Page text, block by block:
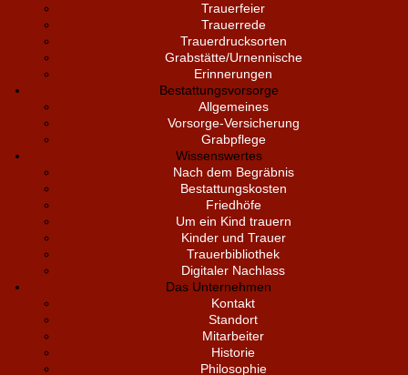
Trauerfeier
Trauerrede
Trauerdrucksorten
Grabstätte/Urnennische
Erinnerungen
Bestattungsvorsorge
Allgemeines
Vorsorge-Versicherung
Grabpflege
Wissenswertes
Nach dem Begräbnis
Bestattungskosten
Friedhöfe
Um ein Kind trauern
Kinder und Trauer
Trauerbibliothek
Digitaler Nachlass
Das Unternehmen
Kontakt
Standort
Mitarbeiter
Historie
Philosophie